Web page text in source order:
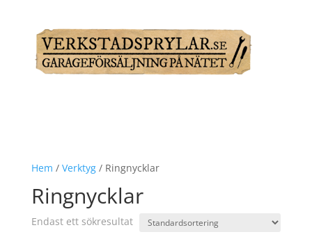
Hem / Verktyg/ Ringnycklar
Ringnycklar
Endast ett sökresultat